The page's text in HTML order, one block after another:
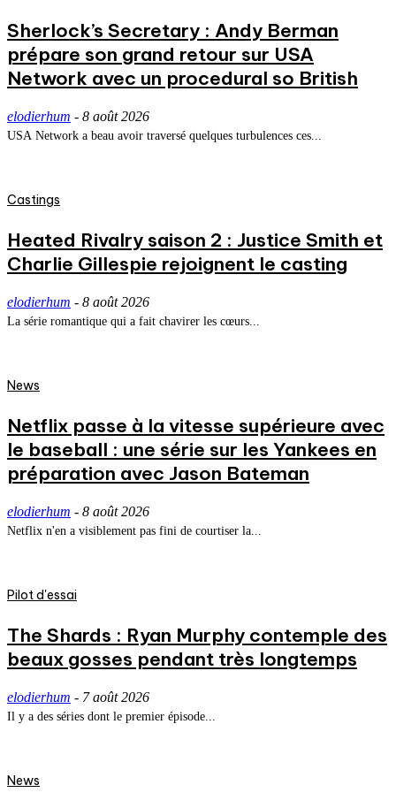
Sherlock’s Secretary : Andy Berman
prépare son grand retour sur USA
Network avec un procedural so British
elodierhum - 8 août 2026
USA Network a beau avoir traversé quelques turbulences ces...
Castings
Heated Rivalry saison 2 : Justice Smith et
Charlie Gillespie rejoignent le casting
elodierhum - 8 août 2026
La série romantique qui a fait chavirer les cœurs...
News
Netflix passe à la vitesse supérieure avec
le baseball : une série sur les Yankees en
préparation avec Jason Bateman
elodierhum - 8 août 2026
Netflix n'en a visiblement pas fini de courtiser la...
Pilot d'essai
The Shards : Ryan Murphy contemple des
beaux gosses pendant très longtemps
elodierhum - 7 août 2026
Il y a des séries dont le premier épisode...
News